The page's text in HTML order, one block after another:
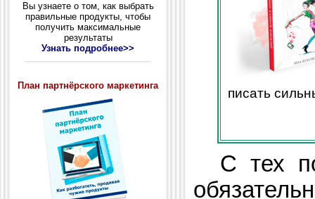
Вы узнаете о том, как выбрать
правильные продукты, чтобы
получить максимальные
результаты
Узнать подробнее>>
План партнёрского маркетинга
писать
С тех